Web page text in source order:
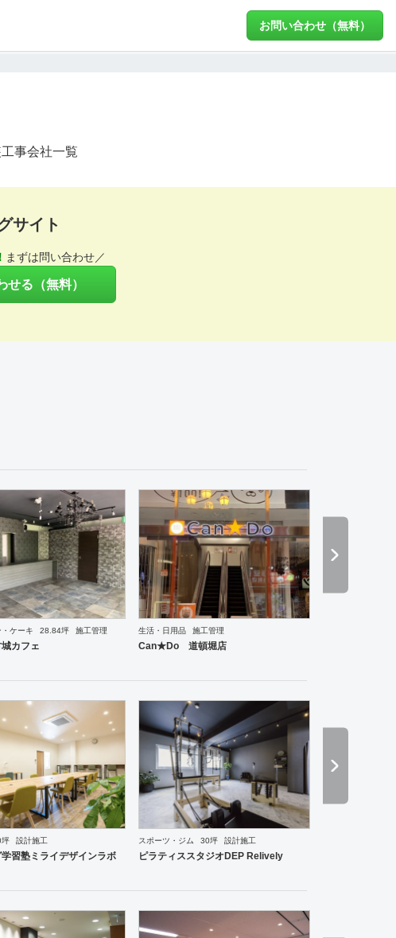
お問い合わせ（無料）
事会社一覧
サイト
まずは問い合わせ／
せる（無料）
・中華料理・韓国料理 イベントブース・ショールーム
ケーキ 28.84坪 施工管理
カフェ
生活・日用品 施工管理
Can★Do 道頓堀店
ーキ ラーメン・そば・うどん 和食・寿司 焼肉・中華料理・韓国料理 その他
坪 設計施工
習塾ミライデザインラボ
スポーツ・ジム 30坪 設計施工
ピラティススタジオDEP Relively